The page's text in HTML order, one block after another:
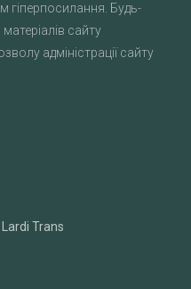
гіперпосилання. Будь-
сайту
адміністрації сайту
Trans